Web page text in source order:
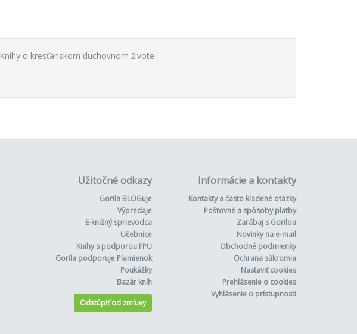
Knihy o kresťanskom duchovnom živote
Užitočné odkazy
Gorila BLOGuje
Výpredaje
E-knižný sprievodca
Učebnice
Knihy s podporou FPU
Gorila podporuje Plamienok
Poukážky
Bazár kníh
Odstúpiť od zmluvy
Informácie a kontakty
Kontakty a často kladené otázky
Poštovné a spôsoby platby
Zarábaj s Gorilou
Novinky na e-mail
Obchodné podmienky
Ochrana súkromia
Nastaviť cookies
Prehlásenie o cookies
Vyhlásenie o prístupnosti